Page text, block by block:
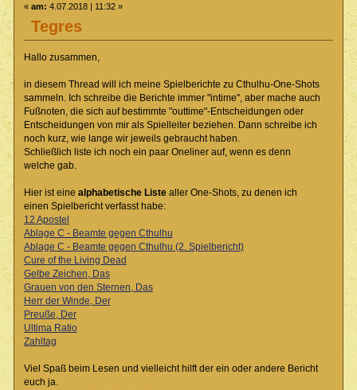
Tegres
« am: 4.07.2018 | 11:32 »
Hallo zusammen,
in diesem Thread will ich meine Spielberichte zu Cthulhu-One-Shots
sammeln. Ich schreibe die Berichte immer "intime", aber mache auch
Fußnoten, die sich auf bestimmte "outtime"-Entscheidungen oder
Entscheidungen von mir als Spielleiter beziehen. Dann schreibe ich
noch kurz, wie lange wir jeweils gebraucht haben.
Schließlich liste ich noch ein paar Oneliner auf, wenn es denn
welche gab.
Hier ist eine alphabetische Listealler One-Shots, zu denen ich
einen Spielbericht verfasst habe:
12 Apostel
Ablage C - Beamte gegen Cthulhu
Ablage C - Beamte gegen Cthulhu (2. Spielbericht)
Cure of the Living Dead
Gelbe Zeichen, Das
Grauen von den Sternen, Das
Herr der Winde, Der
Preuße, Der
Ultima Ratio
Zahltag
Viel Spaß beim Lesen und vielleicht hilft der ein oder andere Bericht
euch ja.